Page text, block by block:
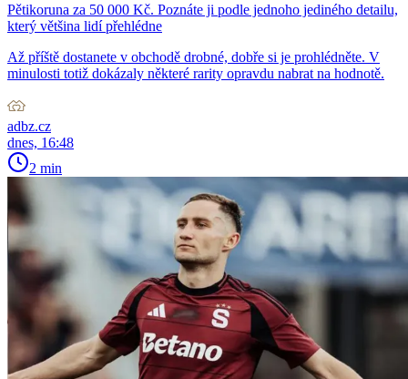
Pětikoruna za 50 000 Kč. Poznáte ji podle jednoho jediného detailu,
který většina lidí přehlédne
Až příště dostanete v obchodě drobné, dobře si je prohlédněte. V
minulosti totiž dokázaly některé rarity opravdu nabrat na hodnotě.
adbz.cz
dnes, 16:48
2 min